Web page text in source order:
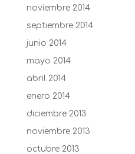
noviembre 2014
septiembre 2014
junio 2014
mayo 2014
abril 2014
enero 2014
diciembre 2013
noviembre 2013
octubre 2013